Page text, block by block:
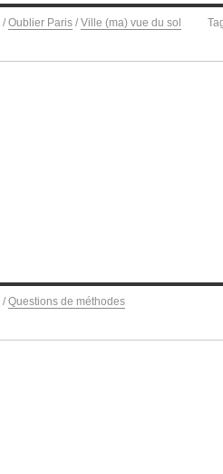
/ Oublier Paris / Ville (ma) vue du sol
/ Questions de méthodes